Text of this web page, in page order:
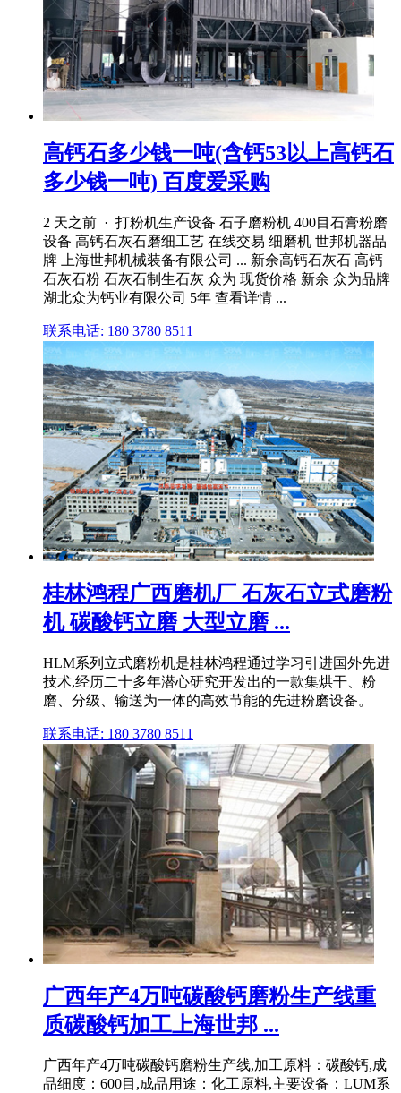
高钙石多少钱一吨(含钙53以上高钙石
多少钱一吨) 百度爱采购
2 天之前 · 打粉机生产设备 石子磨粉机 400目石膏粉磨
设备 高钙石灰石磨细工艺 在线交易 细磨机 世邦机器品
牌 上海世邦机械装备有限公司 ... 新余高钙石灰石 高钙
石灰石粉 石灰石制生石灰 众为 现货价格 新余 众为品牌
湖北众为钙业有限公司 5年 查看详情 ...
联系电话: 180 3780 8511
桂林鸿程广西磨机厂 石灰石立式磨粉
机 碳酸钙立磨 大型立磨 ...
HLM系列立式磨粉机是桂林鸿程通过学习引进国外先进
技术,经历二十多年潜心研究开发出的一款集烘干、粉
磨、分级、输送为一体的高效节能的先进粉磨设备。
联系电话: 180 3780 8511
广西年产4万吨碳酸钙磨粉生产线重
质碳酸钙加工上海世邦 ...
广西年产4万吨碳酸钙磨粉生产线,加工原料：碳酸钙,成
品细度：600目,成品用途：化工原料,主要设备：LUM系